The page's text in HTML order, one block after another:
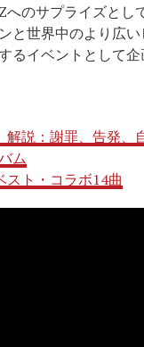
へのサプライズとし
と世界中のより広い
るイベントとして
解説：謝罪、告発、
ム
スト・コラボ14曲